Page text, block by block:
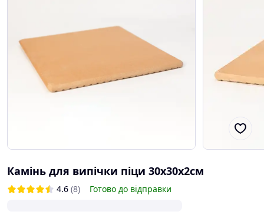
Камінь для випічки піци 30х30х2см
4.6 (8) Готово до відправки